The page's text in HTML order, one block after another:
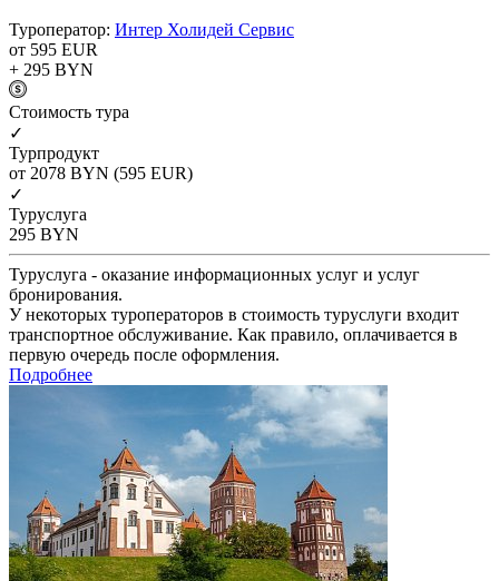
Туроператор: Интер Холидей Сервис
от 595 EUR
+ 295 BYN
Cтоимость тура
✓
Турпродукт
от 2078 BYN (595 EUR)
✓
Туруслуга
295 BYN
Туруслуга - оказание информационных услуг и услуг
бронирования.
У некоторых туроператоров в стоимость туруслуги входит
транспортное обслуживание. Как правило, оплачивается в
первую очередь после оформления.
Подробнее